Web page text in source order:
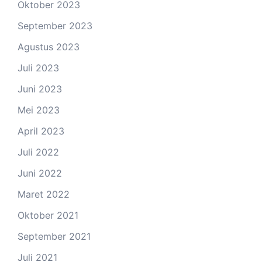
Oktober 2023
September 2023
Agustus 2023
Juli 2023
Juni 2023
Mei 2023
April 2023
Juli 2022
Juni 2022
Maret 2022
Oktober 2021
September 2021
Juli 2021